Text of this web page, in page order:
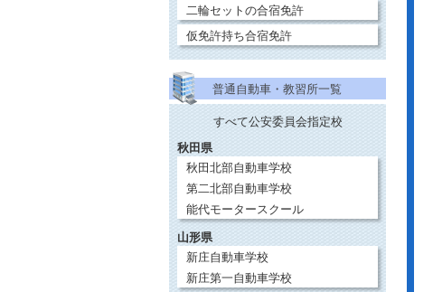
二輪セットの合宿免許
仮免許持ち合宿免許
普通自動車・教習所一覧
すべて公安委員会指定校
秋田県
秋田北部自動車学校
第二北部自動車学校
能代モータースクール
山形県
新庄自動車学校
新庄第一自動車学校